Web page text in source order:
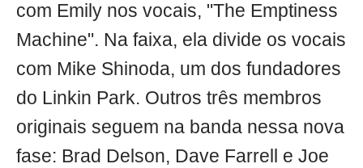
com Emily nos vocais, "The Emptiness
Machine". Na faixa, ela divide os vocais
com Mike Shinoda, um dos fundadores
do Linkin Park. Outros três membros
originais seguem na banda nessa nova
fase: Brad Delson, Dave Farrell e Joe